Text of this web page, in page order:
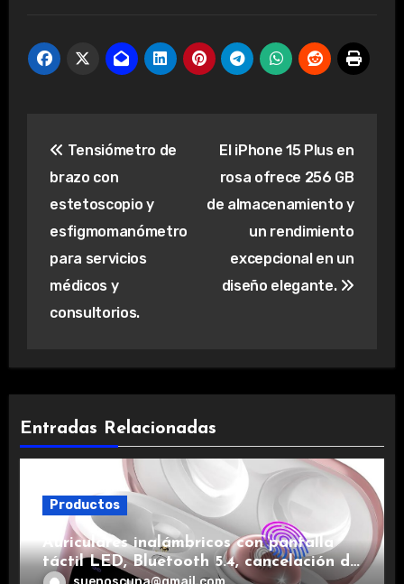
de
entradas
Tensiómetro de
brazo con
estetoscopio y
esfigmomanómetro
para servicios
médicos y
consultorios.
El iPhone 15 Plus en
rosa ofrece 256 GB
de almacenamiento y
un rendimiento
excepcional en un
diseño elegante.
Entradas Relacionadas
Productos
Auriculares inalámbricos con pantalla
táctil LED, Bluetooth 5.4, cancelación de
ruido, impermeables y de larga duración.